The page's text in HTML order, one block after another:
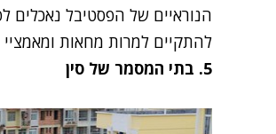
להתקיים למרות מחאות ומאמציי
5. בתי המסמר של סין